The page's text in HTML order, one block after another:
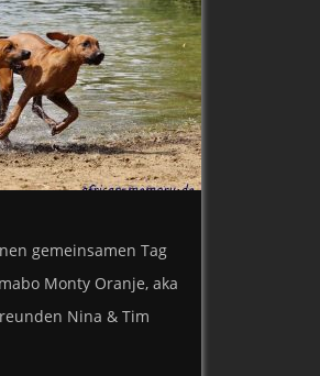
gemeinsamen Tag
Monty Oranje, aka
Nina & Tim